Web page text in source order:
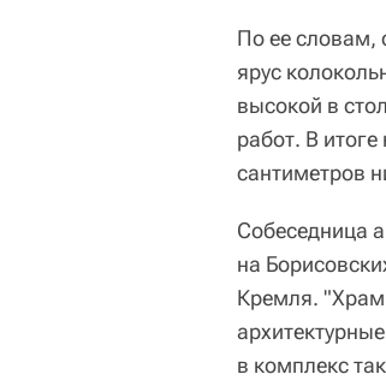
По ее словам,
ярус
высокой в
работ. В
сантиметров
Собеседница
на
Кремля. "Храм
в комплекс